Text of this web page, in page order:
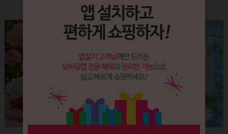
Label&Bottle